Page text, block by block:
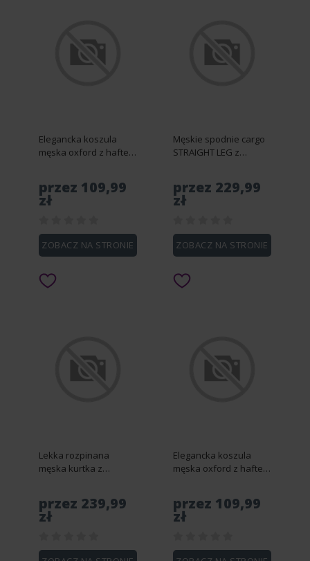
Elegancka koszula
męska oxford z haftem
SHOS-0173 - XXL
przez 109,99
zł
ZOBACZ NA STRONIE
Męskie spodnie cargo
STRAIGHT LEG z
OM-PACG-0196 - M
przez 229,99
zł
ZOBACZ NA STRONIE
Lekka rozpinana
męska kurtka z
0193 - XL
przez 239,99
zł
Elegancka koszula
męska oxford z haftem
SHOS-0173 - S
przez 109,99
zł